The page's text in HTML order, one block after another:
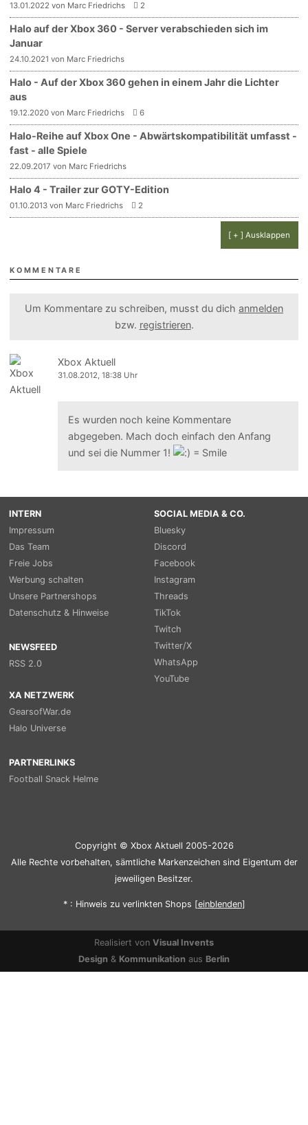
13.01.2022 von Marc Friedrichs 2
Halo auf der Xbox 360 - Server verabschieden sich im
Januar
24.10.2021 von Marc Friedrichs
Halo - Auf der Xbox 360 gehen in einem Jahr die Lichter
aus
19.12.2020 von Marc Friedrichs 6
Halo-Reihe auf Xbox One - Abwärtskompatibilität umfasst -
fast - alle Spiele
22.09.2017 von Marc Friedrichs
Halo 4 - Trailer zur GOTY-Edition
01.10.2013 von Marc Friedrichs 2
[ + ] Ausklappen
KOMMENTARE
Um Kommentare zu schreiben, musst du dich anmelden
bzw. registrieren.
Xbox Aktuell
31.08.2012, 18:38 Uhr
Es wurden noch keine Kommentare
abgegeben. Mach doch einfach den Anfang
und sei die Nummer 1!
INTERN
Impressum
Das Team
Freie Jobs
Werbung schalten
Unsere Partnershops
Datenschutz & Hinweise
NEWSFEED
RSS 2.0
SOCIAL MEDIA & CO.
Bluesky
Discord
Facebook
Instagram
Threads
TikTok
Twitch
Twitter/X
WhatsApp
YouTube
XA NETZWERK
GearsofWar.de
Halo Universe
PARTNERLINKS
Football Snack Helme
Copyright © Xbox Aktuell 2005-2026
Alle Rechte vorbehalten, sämtliche Markenzeichen sind Eigentum der
jeweiligen Besitzer.
* : Hinweis zu verlinkten Shops [einblenden]
Realisiert von Visual Invents
Design & Kommunikation aus Berlin